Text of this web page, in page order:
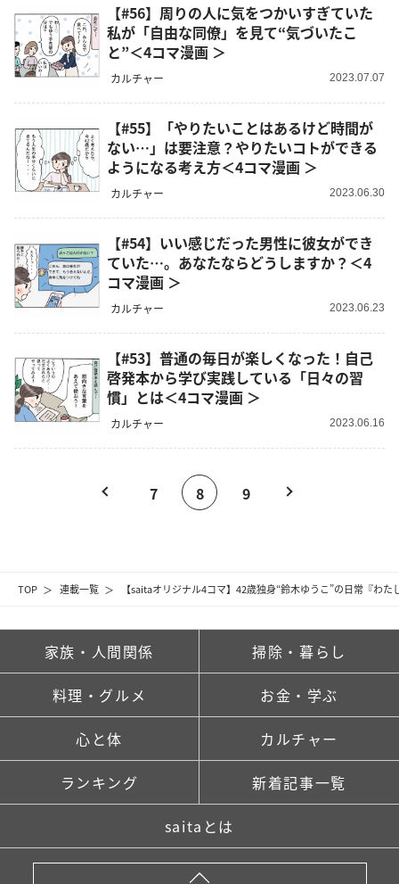
TOP 連載一覧 【saitaオリジナル4コマ】42歳独身“鈴木ゆうこ”の日常『わ
【#56】周りの人に気をつかいすぎていた
私が「自由な同僚」を見て“気づいたこ
と”＜4コマ漫画 ＞
カルチャー 2023.07.07
【#55】「やりたいことはあるけど時間が
ない…」は要注意？やりたいコトができる
ようになる考え方＜4コマ漫画 ＞
カルチャー 2023.06.30
【#54】いい感じだった男性に彼女ができ
ていた…。あなたならどうしますか？＜4
コマ漫画 ＞
カルチャー 2023.06.23
【#53】普通の毎日が楽しくなった！自己
啓発本から学び実践している「日々の習
慣」とは＜4コマ漫画 ＞
カルチャー 2023.06.16
7 8 9
家族・人間関係 掃除・暮らし
料理・グルメ お金・学ぶ
心と体 カルチャー
ランキング 新着記事一覧
saitaとは